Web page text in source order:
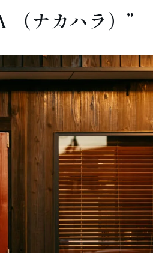
（ナカハラ）”